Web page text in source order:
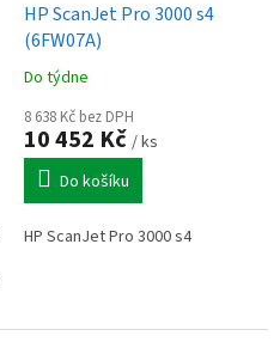
HP ScanJet Pro 3000 s4
(6FW07A)
Do týdne
8 638 Kč bez DPH
10 452 Kč / ks
Do košíku
HP ScanJet Pro 3000 s4